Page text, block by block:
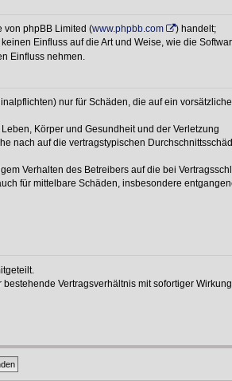
von phpBB Limited (www.phpbb.com
) handelt;
Einfluss auf die Art und Weise, wie die
Einfluss nehmen.
nur für Schäden, die auf ein
Körper und Gesundheit und der Verletzung
nach auf die vertragstypischen
Verhalten des Betreibers auf die bei
für mittelbare Schäden, insbesondere
Vertragsverhältnis mit sofortiger Wirkung.